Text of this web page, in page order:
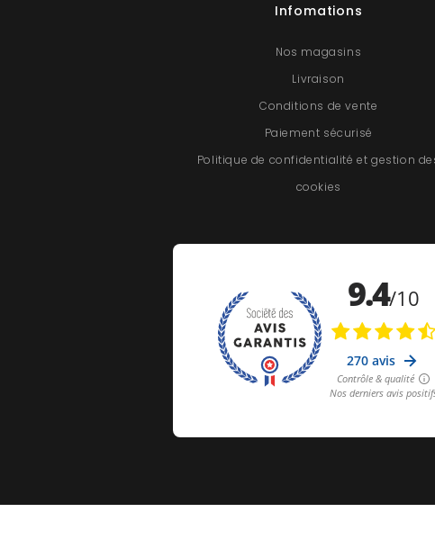
Infomations
Nos magasins
Livraison
Conditions de vente
Paiement sécurisé
Politique de confidentialité et gestion
cookies